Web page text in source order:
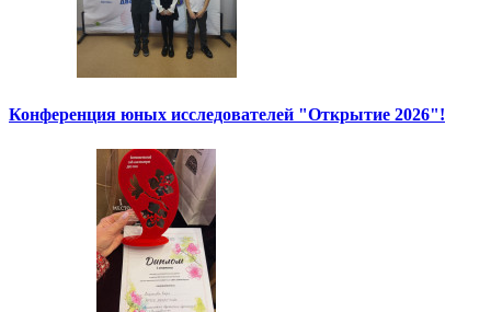
Конференция юных исследователей "Открытие 2026"!